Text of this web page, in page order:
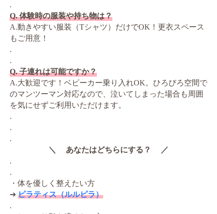
.
Q. 体験時の服装や持ち物は？
A.動きやすい服装（Tシャツ）だけでOK！更衣スペース
もご用意！
.
.
Q. 子連れは可能ですか？
A.大歓迎です！ベビーカー乗り入れOK。ひろびろ空間で
のマンツーマン対応なので、泣いてしまった場合も周囲
を気にせずご利用いただけます。
.
.
.
＼ あなたはどちらにする？ ／
.
.
・体を優しく整えたい方
➔ ピラティス（ルルピラ）
.